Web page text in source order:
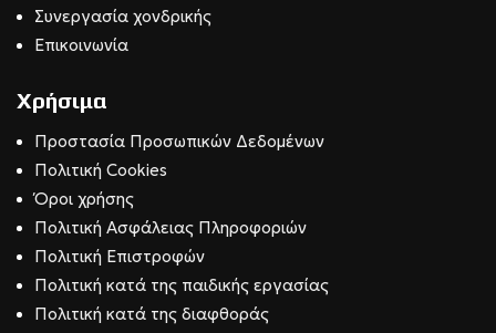
Συνεργασία χονδρικής
Επικοινωνία
Χρήσιμα
Προστασία Προσωπικών Δεδομένων
Πολιτική Cookies
Όροι χρήσης
Πολιτική Ασφάλειας Πληροφοριών
Πολιτική Επιστροφών
Πολιτική κατά της παιδικής εργασίας
Πολιτική κατά της διαφθοράς